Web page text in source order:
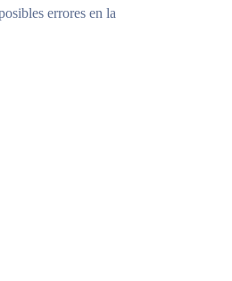
errores en la